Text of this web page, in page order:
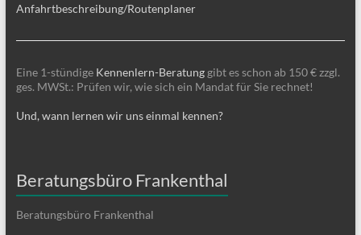
Anfahrtbeschreibung/Routenplaner
Eine 1-stündige Kennenlern-Beratunggibt es schon ab 150 € zzgl.
ges. MWSt.: Prüfen wir, wie sich ein Mandat für Sie rechnet!
Und, wann lernen wir uns einmal kennen?
Beratungsbüro Frankenthal
Beratungsbüro Frankenthal